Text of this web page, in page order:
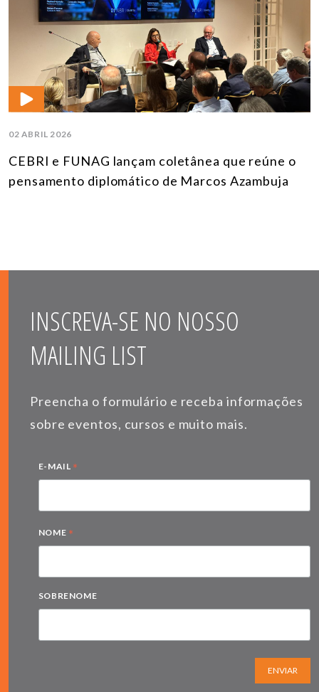
02 ABRIL 2026
CEBRI e FUNAG lançam coletânea que reúne o
pensamento diplomático de Marcos Azambuja
INSCREVA-SE NO NOSSO
MAILING LIST
Preencha o formulário e receba informações
sobre eventos, cursos e muito mais.
E-MAIL *
NOME *
SOBRENOME
ENVIAR